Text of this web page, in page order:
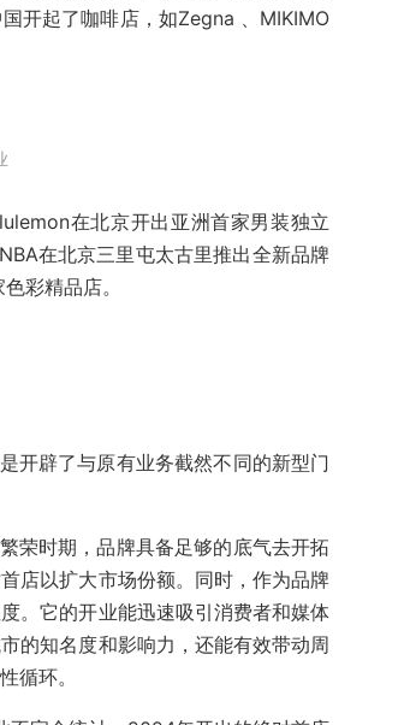
开起了咖啡店，如Zegna 、MIKIMO
在北京开出亚洲首家男装独立
在北京三里屯太古里推出全新品牌
彩精品店。
开辟了与原有业务截然不同的新型门
荣时期，品牌具备足够的底气去开拓
店以扩大市场份额。同时，作为品牌
。它的开业能迅速吸引消费者和媒体
的知名度和影响力，还能有效带动周
循环。